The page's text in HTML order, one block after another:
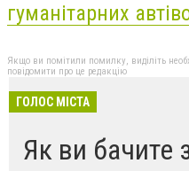
гуманітарних
Якщо ви помітили помилку, виділіть
повідомити про це редакцію
ГОЛОС МІСТА
Як ви бачите